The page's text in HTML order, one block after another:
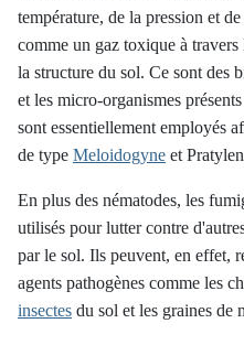
température, de la pression et
comme un gaz toxique à travers
la structure du sol. Ce sont des
et les micro-organismes
sont essentiellement employés
de type Meloidogyne et
En plus des nématodes, les
utilisés pour lutter contre
par le sol. Ils peuvent, en effet,
agents pathogènes comme les
insectes du sol et les graines de